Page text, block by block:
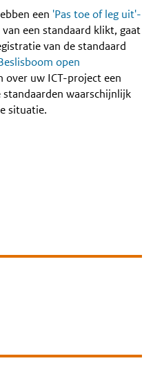
een 'Pas toe of leg uit'-
een standaard klikt, gaat
van de standaard
open
over uw ICT-project een
waarschijnlijk
situatie.